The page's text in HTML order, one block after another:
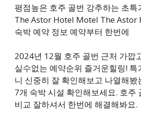
평점높은 호주 골번 강추하는 초특
The Astor Hotel Motel The Astor
숙박 예약 정보 예약부터 한번에
2024년 12월 호주 골번 근처 가깝
실수없는 예약순위 즐거운힐링! 특
니 신중히 잘 확인해보고 나열해봤
7개 숙박 시설 확인해보세요. 호주
비교 잘하셔서 한번에 해결해봐요.